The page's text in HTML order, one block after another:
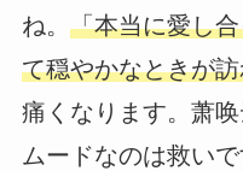
ね。 「本当に愛し
て穏やかなときが
痛くなります。萧
ムードなのは救い